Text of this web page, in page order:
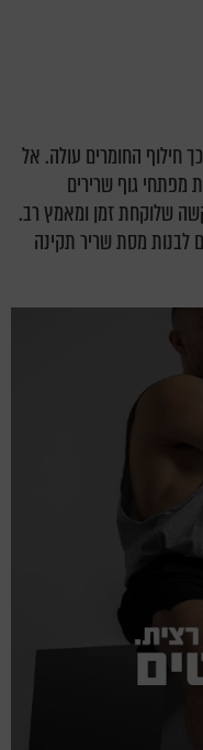
חילוף החומרים עולה. אל
מפתחי גוף שרירים
שלוקחת זמן ומאמץ רב.
לבנות מסת שריר תקינה